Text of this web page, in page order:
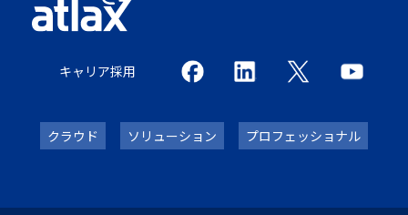
キャリア採用
クラウド ソリューション プロフェッショナル